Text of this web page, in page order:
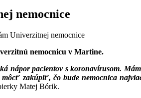
nemocnice
Univerzitnej nemocnice
nemocnicu v Martine.
nápor pacientov s koronavírusom.
zakúpiť, čo bude nemocnica
Matej Bórik.